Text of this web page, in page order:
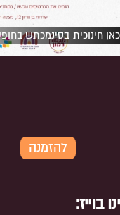
חינוכית בסינמכתש בחופש
להזמנה